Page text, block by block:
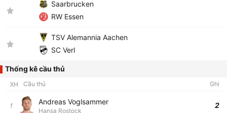
Saarbrucken
RW Essen
TSV Alemannia Aachen
SC Verl
Thống kê cầu thủ
XH
Cầu thủ Ghi
1 Andreas Voglsammer
Hansa Rostock
2